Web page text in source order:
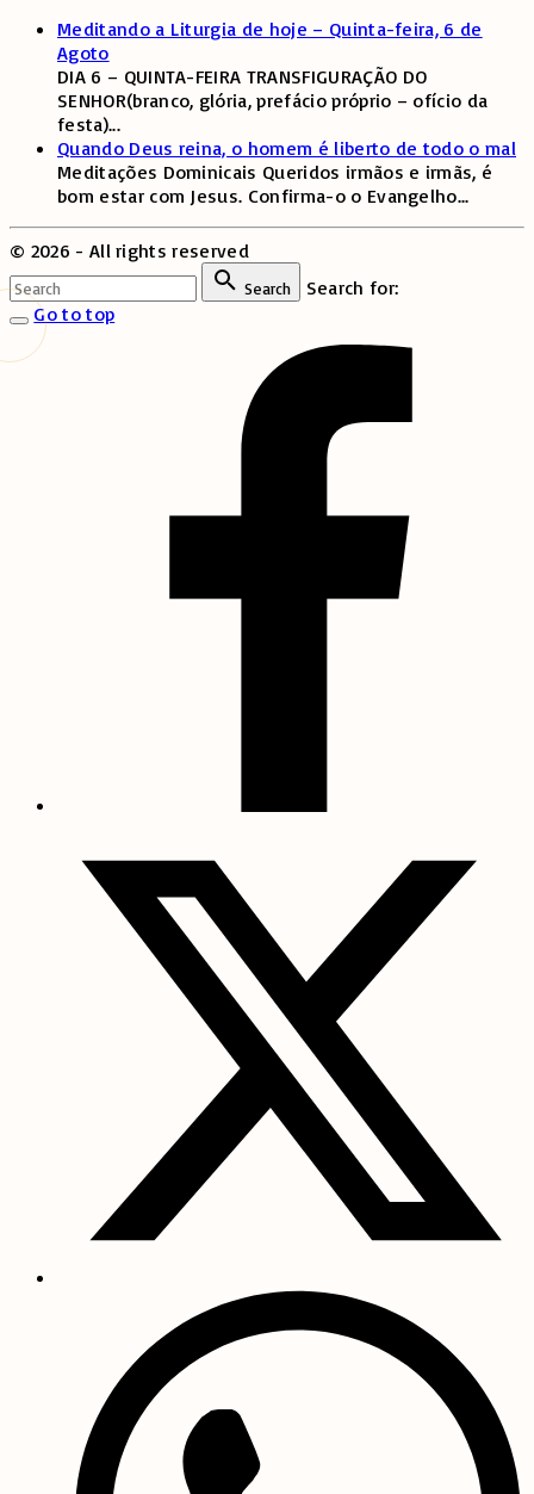
Meditando a Liturgia de hoje – Quinta-feira, 6 de
Agoto
DIA 6 – QUINTA-FEIRA TRANSFIGURAÇÃO DO
SENHOR(branco, glória, prefácio próprio – ofício da
festa)...
Quando Deus reina, o homem é liberto de todo o mal
Meditações Dominicais Queridos irmãos e irmãs, é
bom estar com Jesus. Confirma-o o Evangelho...
© 2026 - All rights reserved
Search
Search for:
Go to top